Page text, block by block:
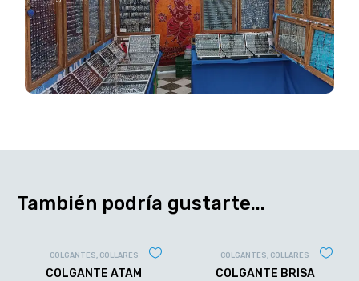
También podría gustarte...
COLGANTES COLLARES
COLGANTE ATAM
COLGANTES COLLARES
COLGANTE BRISA